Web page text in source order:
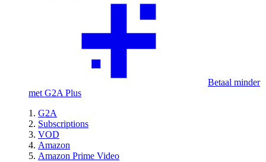
Betaal minder
met G2A Plus
G2A
Subscriptions
VOD
Amazon
Amazon Prime Video